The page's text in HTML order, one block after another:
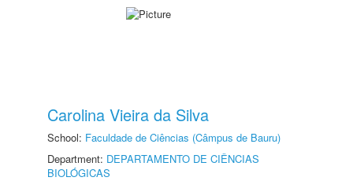
Carolina Vieira da Silva
School: Faculdade de Ciências (Câmpus de Bauru)
Department: DEPARTAMENTO DE CIÊNCIAS
BIOLÓGICAS